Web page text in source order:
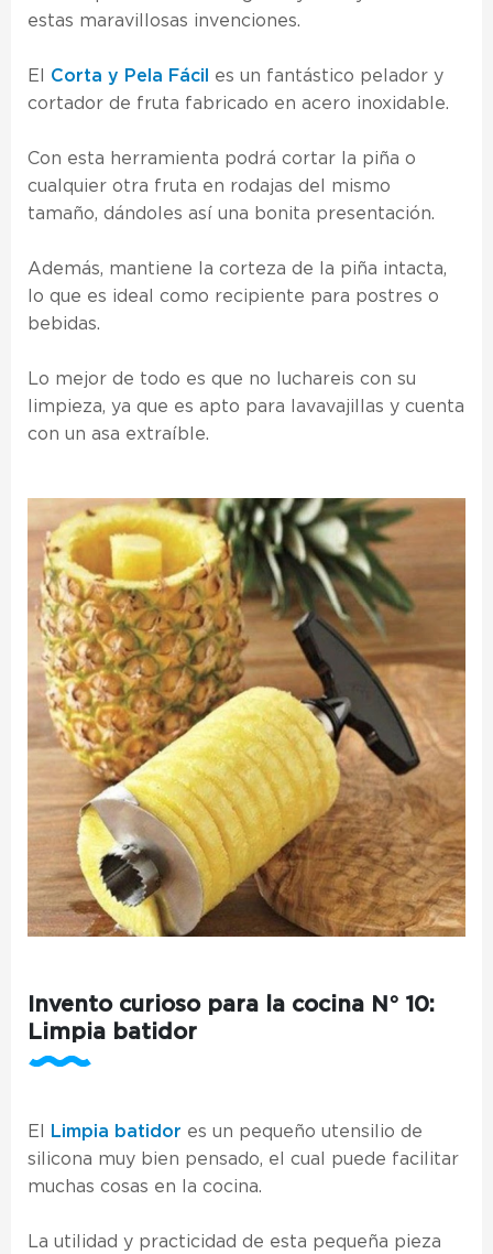
estas maravillosas invenciones.
El Corta y Pela Fácil es un fantástico pelador y
cortador de fruta fabricado en acero inoxidable.
Con esta herramienta podrá cortar la piña o
cualquier otra fruta en rodajas del mismo
tamaño, dándoles así una bonita presentación.
Además, mantiene la corteza de la piña intacta,
lo que es ideal como recipiente para postres o
bebidas.
Lo mejor de todo es que no luchareis con su
limpieza, ya que es apto para lavavajillas y cuenta
con un asa extraíble.
Invento curioso para la cocina N° 10:
Limpia batidor
El Limpia batidor es un pequeño utensilio de
silicona muy bien pensado, el cual puede facilitar
muchas cosas en la cocina.
La utilidad y practicidad de esta pequeña pieza